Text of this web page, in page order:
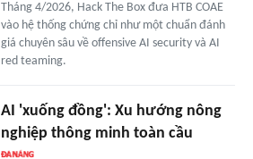
Tháng 4/2026, Hack The Box đưa HTB COAE
vào hệ thống chứng chỉ như một chuẩn đánh
giá chuyên sâu về offensive AI security và AI
red teaming.
AI 'xuống đồng': Xu hướng nông
nghiệp thông minh toàn cầu